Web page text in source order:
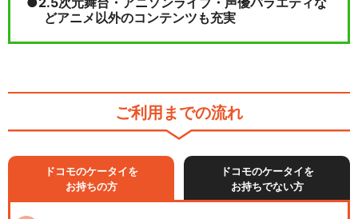
どアニメ以外のコンテンツも充実
ご利用までの流れ
ドコモのケータイを
お持ちの方
ドコモのケータイを
お持ちでない方